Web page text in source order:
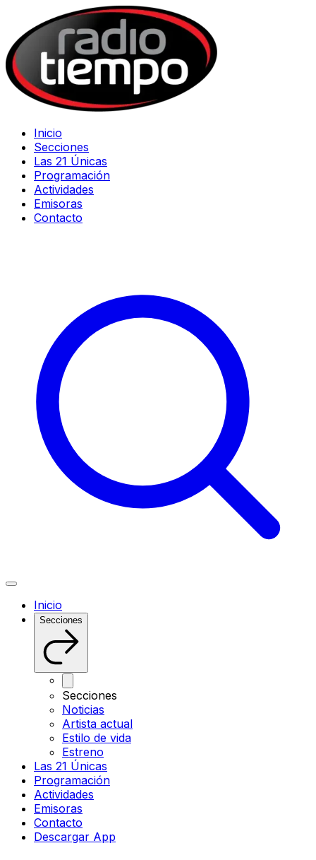
Inicio
Secciones
Las 21 Únicas
Programación
Actividades
Emisoras
Contacto
Inicio
Secciones
Secciones
Noticias
Artista actual
Estilo de vida
Estreno
Las 21 Únicas
Programación
Actividades
Emisoras
Contacto
Descargar App